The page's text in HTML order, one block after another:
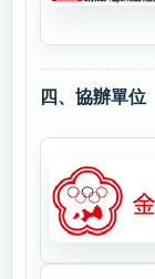
四、協辦單位